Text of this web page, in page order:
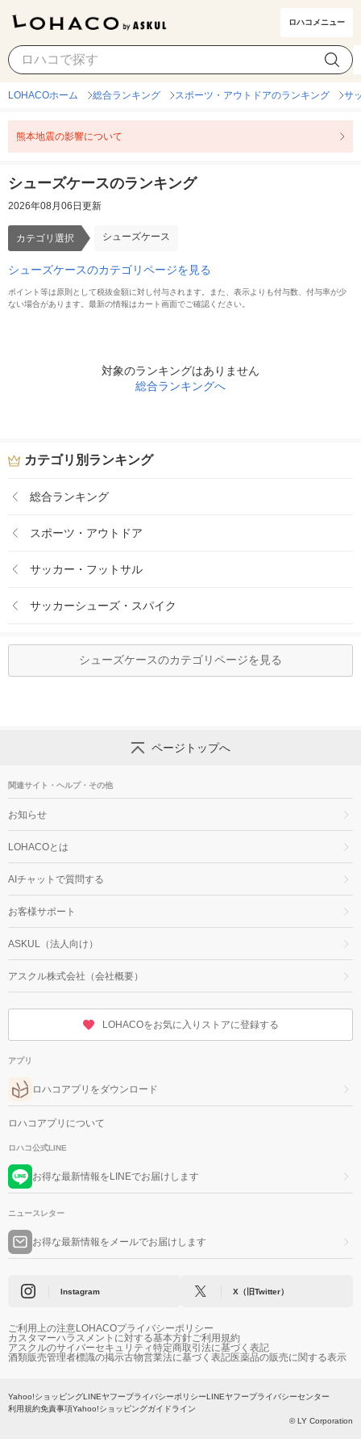
ロハコメニュー
シューズケース カテゴリ選択
LOHACOホーム 総合ランキング スポーツ・アウトドアのランキング サ
熊本地震の影響について
シューズケースのランキング
2026年08月06日更新
カテゴリ選択 シューズケース
シューズケースのカテゴリページを見る
ポイント等は原則として税抜金額に対し付与されます。また、表示よりも付与数、付与率が少
ない場合があります。最新の情報はカート画面でご確認ください。
対象のランキングはありません
総合ランキングへ
カテゴリ別ランキング
総合ランキング
スポーツ・アウトドア
サッカー・フットサル
サッカーシューズ・スパイク
シューズケースのカテゴリページを見る
ページトップへ
関連サイト・ヘルプ・その他
お知らせ
LOHACOとは
AIチャットで質問する
お客様サポート
ASKUL（法人向け）
アスクル株式会社（会社概要）
LOHACOをお気に入りストアに登録する
アプリ
ロハコアプリをダウンロード
ロハコアプリについて
ロハコ公式LINE
お得な最新情報をLINEでお届けします
ニュースレター
お得な最新情報をメールでお届けします
Instagram X（旧Twitter）
ご利用上の注意LOHACOプライバシーポリシー
カスタマーハラスメントに対する基本方針ご利用規約
アスクルのサイバーセキュリティ特定商取引法に基づく表記
酒類販売管理者標識の掲示古物営業法に基づく表記医薬品の販売に関する表示
Yahoo!ショッピングLINEヤフープライバシーポリシーLINEヤフープライバシーセンター
利用規約免責事項Yahoo!ショッピングガイドライン
© LY Corporation